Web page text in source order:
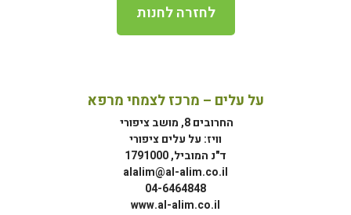
לחזרה לחנות
על עלים – מרכז לצמחי מרפא
החרובים 8, מושב ציפורי
וויז: על עלים ציפורי
ד"נ המוביל, 1791000
alalim@al-alim.co.il
04-6464848
www.al-alim.co.il